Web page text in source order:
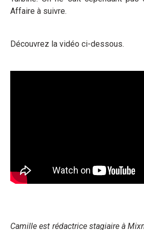
Affaire à suivre.
Découvrez la vidéo ci-dessous.
Camille est rédactrice stagiaire à